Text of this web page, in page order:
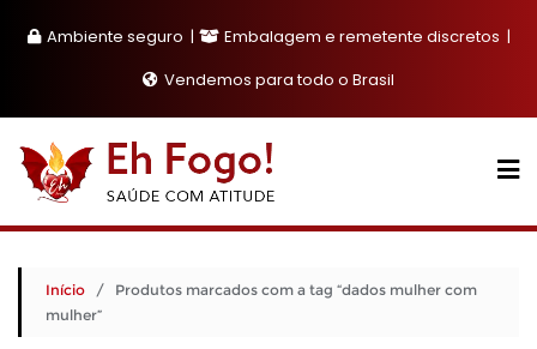
Ambiente seguro
Embalagem e remetente discretos
Vendemos para todo o Brasil
Início / Produtos marcados com a tag “dados mulher com
mulher”